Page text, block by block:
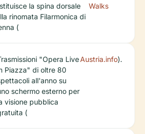
la spina dorsale
rinomata Filarmonica di
(
Walks
"Opera Live
Piazza" di oltre 80
all'anno su
schermo esterno per
visione pubblica
(
Austria.info).